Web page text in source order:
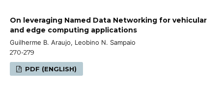
On leveraging Named Data Networking for vehicular
and edge computing applications
Guilherme B. Araujo, Leobino N. Sampaio
270-279
PDF (ENGLISH)